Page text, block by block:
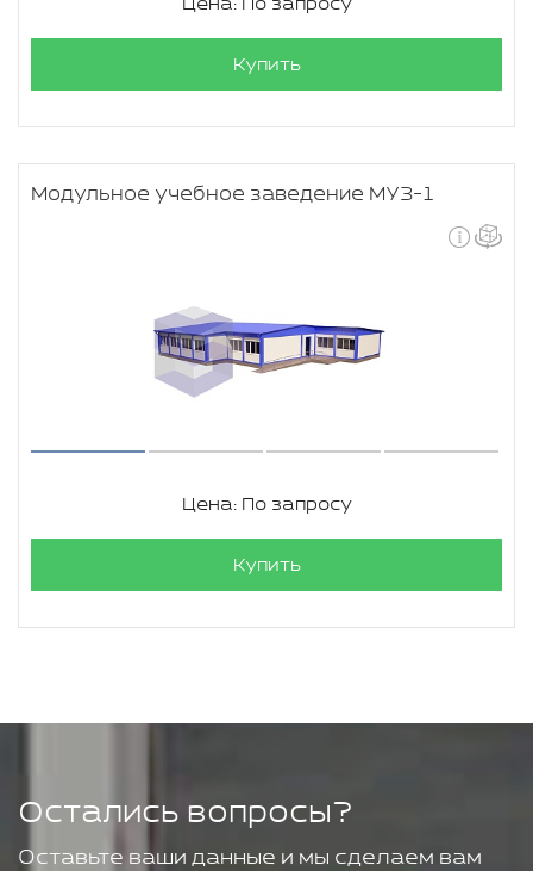
Цена: По запросу
Купить
Модульное учебное заведение МУЗ-1
Цена: По запросу
Купить
Остались вопросы?
Оставьте ваши данные и мы сделаем вам